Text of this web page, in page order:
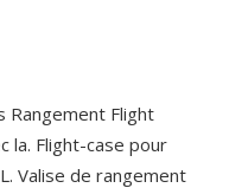
Rangement Flight
la. Flight-case pour
Valise de rangement